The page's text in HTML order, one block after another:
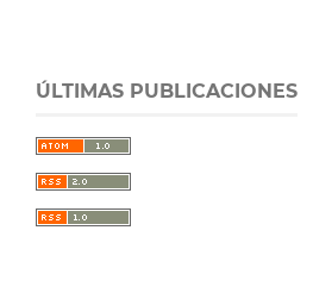
ÚLTIMAS PUBLICACIONES